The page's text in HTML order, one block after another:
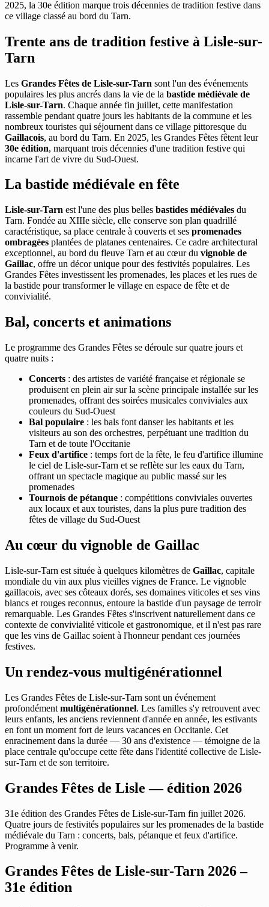
2025, la 30e édition marque trois décennies de tradition festive dans
ce village classé au bord du Tarn.
Trente ans de tradition festive à Lisle-sur-
Tarn
Les Grandes Fêtes de Lisle-sur-Tarn sont l'un des événements
populaires les plus ancrés dans la vie de la bastide médiévale de
Lisle-sur-Tarn. Chaque année fin juillet, cette manifestation
rassemble pendant quatre jours les habitants de la commune et les
nombreux touristes qui séjournent dans ce village pittoresque du
Gaillacois, au bord du Tarn. En 2025, les Grandes Fêtes fêtent leur
30e édition, marquant trois décennies d'une tradition festive qui
incarne l'art de vivre du Sud-Ouest.
La bastide médiévale en fête
Lisle-sur-Tarn est l'une des plus belles bastides médiévales du
Tarn. Fondée au XIIIe siècle, elle conserve son plan quadrillé
caractéristique, sa place centrale à couverts et ses promenades
ombragées plantées de platanes centenaires. Ce cadre architectural
exceptionnel, au bord du fleuve Tarn et au cœur du vignoble de
Gaillac, offre un décor unique pour des festivités populaires. Les
Grandes Fêtes investissent les promenades, les places et les rues de
la bastide pour transformer le village en espace de fête et de
convivialité.
Bal, concerts et animations
Le programme des Grandes Fêtes se déroule sur quatre jours et
quatre nuits :
Concerts : des artistes de variété française et régionale se
produisent en plein air sur la scène principale installée sur les
promenades, offrant des soirées musicales conviviales aux
couleurs du Sud-Ouest
Bal populaire : les bals font danser les habitants et les
visiteurs au son des orchestres, perpétuant une tradition du
Tarn et de toute l'Occitanie
Feux d'artifice : temps fort de la fête, le feu d'artifice illumine
le ciel de Lisle-sur-Tarn et se reflète sur les eaux du Tarn,
offrant un spectacle magique au public massé sur les
promenades
Tournois de pétanque : compétitions conviviales ouvertes
aux locaux et aux touristes, dans la plus pure tradition des
fêtes de village du Sud-Ouest
Au cœur du vignoble de Gaillac
Lisle-sur-Tarn est située à quelques kilomètres de Gaillac, capitale
mondiale du vin aux plus vieilles vignes de France. Le vignoble
gaillacois, avec ses côteaux dorés, ses domaines viticoles et ses vins
blancs et rouges reconnus, entoure la bastide d'un paysage de terroir
remarquable. Les Grandes Fêtes s'inscrivent naturellement dans ce
contexte de convivialité viticole et gastronomique, et il n'est pas rare
que les vins de Gaillac soient à l'honneur pendant ces journées
festives.
Un rendez-vous multigénérationnel
Les Grandes Fêtes de Lisle-sur-Tarn sont un événement
profondément multigénérationnel. Les familles s'y retrouvent avec
leurs enfants, les anciens reviennent d'année en année, les estivants
en font un moment fort de leurs vacances en Occitanie. Cet
enracinement dans la durée — 30 ans d'existence — témoigne de la
place centrale qu'occupe cette fête dans l'identité collective de Lisle-
sur-Tarn et de son territoire.
Grandes Fêtes de Lisle — édition 2026
31e édition des Grandes Fêtes de Lisle-sur-Tarn fin juillet 2026.
Quatre jours de festivités populaires sur les promenades de la bastide
médiévale du Tarn : concerts, bals, pétanque et feux d'artifice.
Programme à venir.
Grandes Fêtes de Lisle-sur-Tarn 2026 –
31e édition